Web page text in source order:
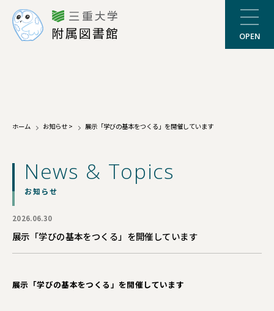
附属図書館 OPEN
ホーム お知らせ > 展示「学びの基本をつくる」を開催しています
News & Topics
お知らせ
2026.06.30
展示「学びの基本をつくる」を開催しています
展示「学びの基本をつくる」を開催しています